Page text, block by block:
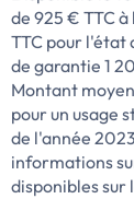
de 925 € TTC
TTC pour l'état
de garantie 1
Montant
pour un usage
de l'année
informations
disponibles sur